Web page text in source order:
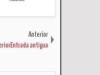
Anterior
antigua